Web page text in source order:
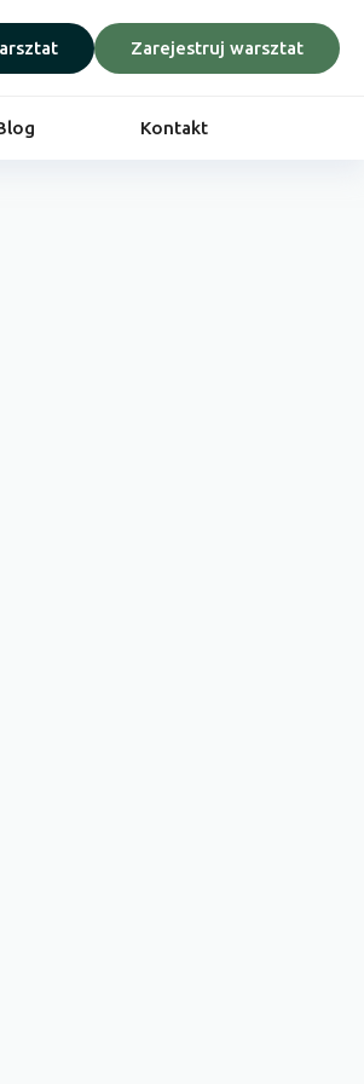
Zarejestruj warsztat
Kontakt